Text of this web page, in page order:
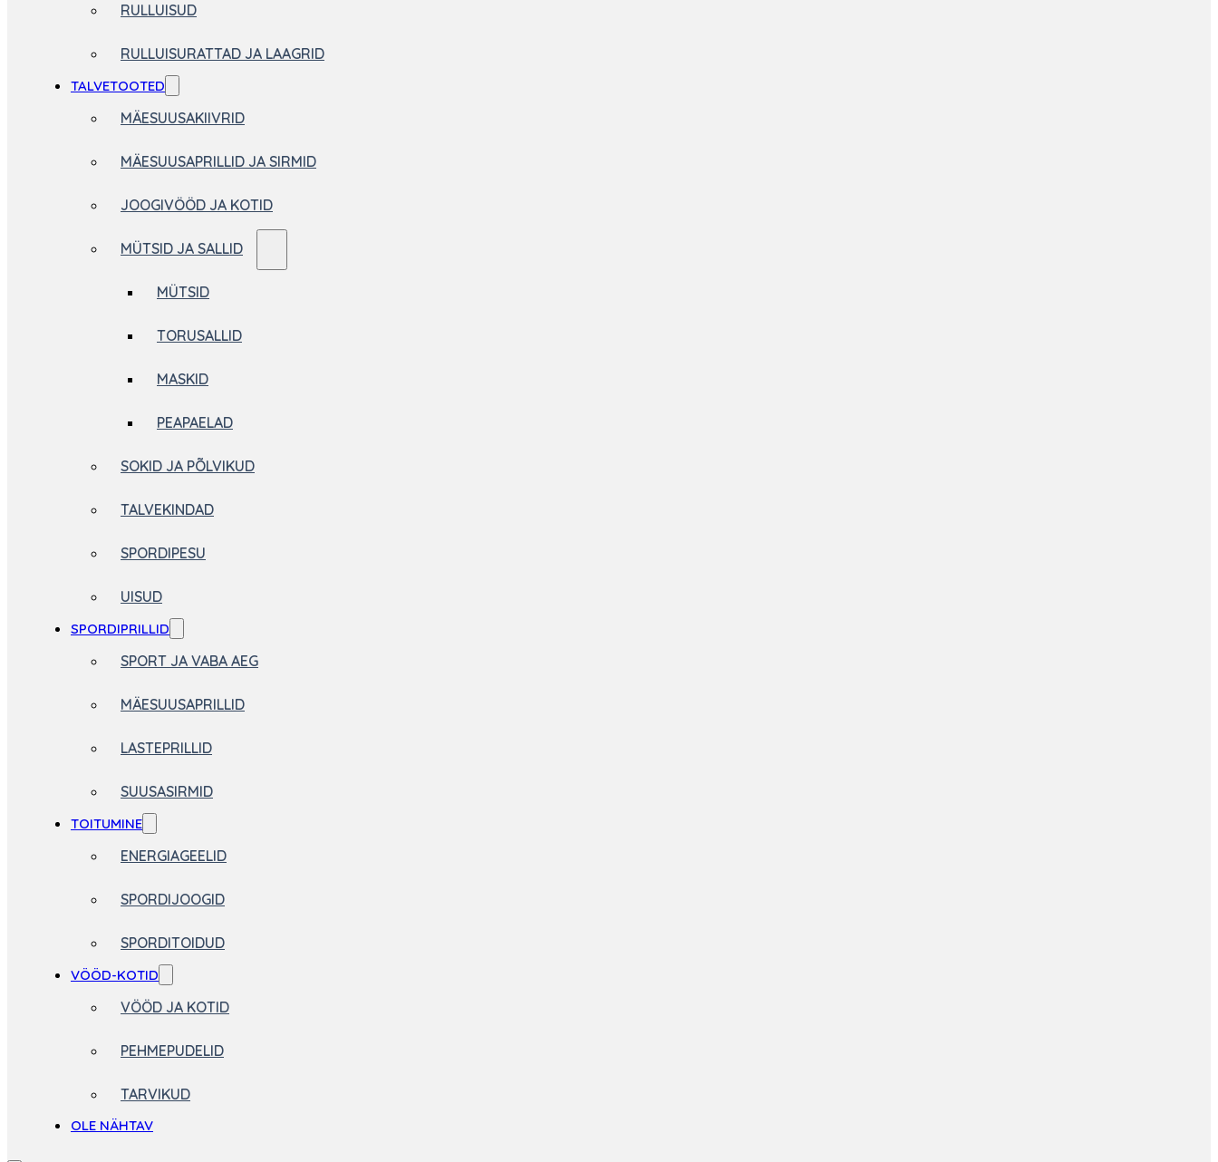
RULLUISUD
RULLUISURATTAD JA LAAGRID
TALVETOOTED
MÄESUUSAKIIVRID
MÄESUUSAPRILLID JA SIRMID
JOOGIVÖÖD JA KOTID
MÜTSID JA SALLID
MÜTSID
TORUSALLID
MASKID
PEAPAELAD
SOKID JA PÕLVIKUD
TALVEKINDAD
SPORDIPESU
UISUD
SPORDIPRILLID
SPORT JA VABA AEG
MÄESUUSAPRILLID
LASTEPRILLID
SUUSASIRMID
TOITUMINE
ENERGIAGEELID
SPORDIJOOGID
SPORDITOIDUD
VÖÖD-KOTID
VÖÖD JA KOTID
PEHMEPUDELID
TARVIKUD
OLE NÄHTAV